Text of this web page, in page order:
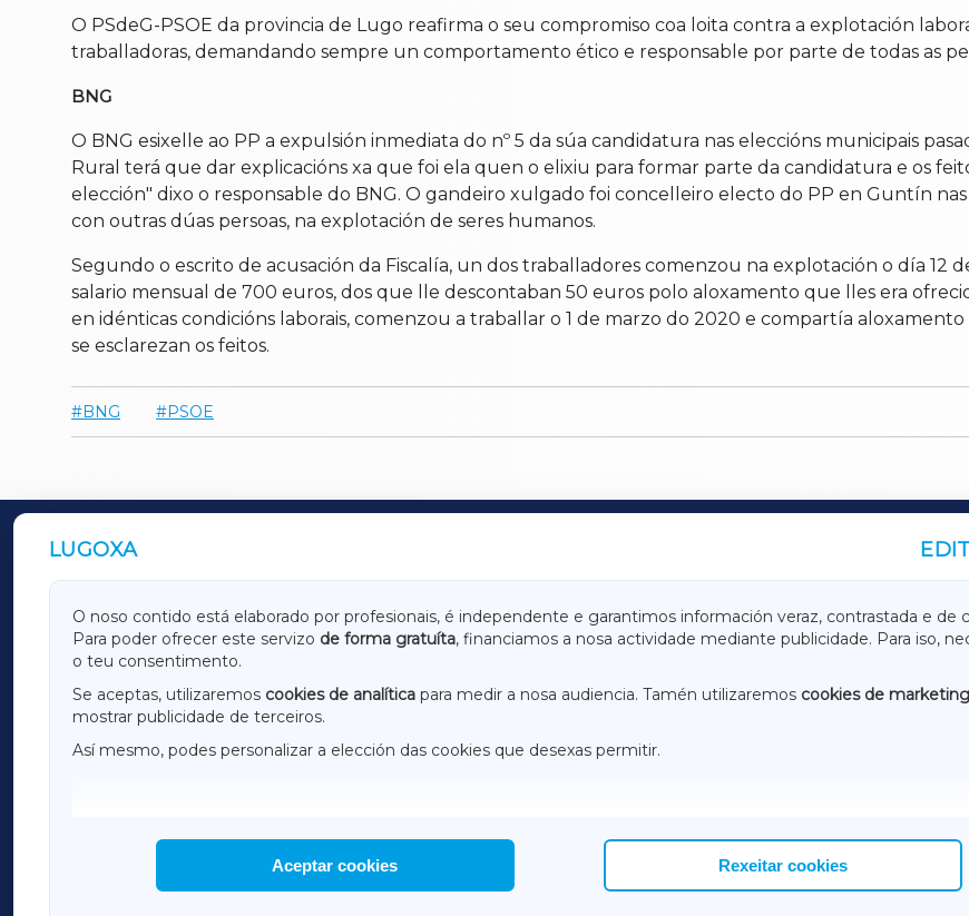
O PSdeG-PSOE da provincia de Lugo reafirma o seu compromiso coa loita contra a explotación
traballadoras, demandando sempre un comportamento ético e responsable por parte de todas as
BNG
O BNG esixelle ao PP a expulsión inmediata do nº 5 da súa candidatura nas eleccións municipais
Rural terá que dar explicacións xa que foi ela quen o elixiu para formar parte da candidatura e os
elección" dixo o responsable do BNG. O gandeiro xulgado foi concelleiro electo do PP en Guntín
con outras dúas persoas, na explotación de seres humanos.
Segundo o escrito de acusación da Fiscalía, un dos traballadores comenzou na explotación o día
salario mensual de 700 euros, dos que lle descontaban 50 euros polo aloxamento que lles era
en idénticas condicións laborais, comenzou a traballar o 1 de marzo do 2020 e compartía
se esclarezan os feitos.
BNG PSOE
LUGOXA
O noso contido está elaborado por profesionais, é independente e garantimos información veraz, contrastada e de
Para poder ofrecer este servizo de forma gratuíta, financiamos a nosa actividade mediante publicidade. Para iso,
o teu consentimento.
Se aceptas, utilizaremos cookies de analítica para medir a nosa audiencia. Tamén utilizaremos cookies de marketing
mostrar publicidade de terceiros.
Así mesmo, podes personalizar a elección das cookies que desexas permitir.
Aceptar cookies Rexeitar cookies
OUTROS PERIÓDICOS
GALICIAXA LUGOXA TERRACHAXA
AMARIÑAXA
RIBEIRASACRAXA ACORUÑAXA
OURENSEXA
HEMEROTECA